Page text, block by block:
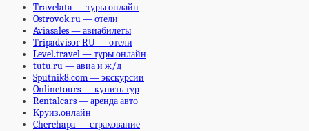
Travelata — туры онлайн
Ostrovok.ru — отели
Aviasales — авиабилеты
Tripadvisor RU — отели
Level.travel — туры онлайн
tutu.ru — авиа и ж/д
Sputnik8.com — экскурсии
Onlinetours — купить тур
Rentalcars — аренда авто
Круиз.онлайн
Cherehapa — страхование